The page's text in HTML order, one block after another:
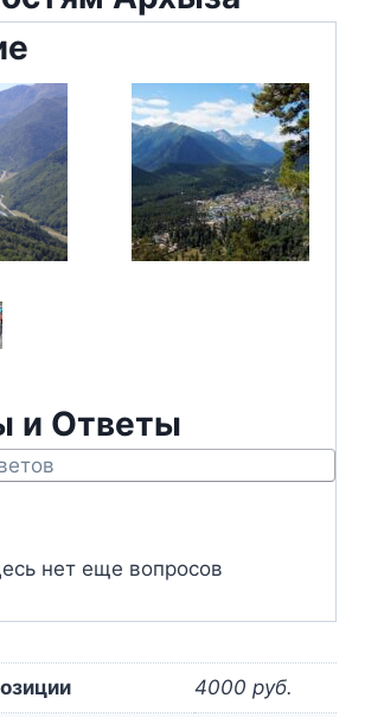
и Ответы
нет еще вопросов
4000 руб.